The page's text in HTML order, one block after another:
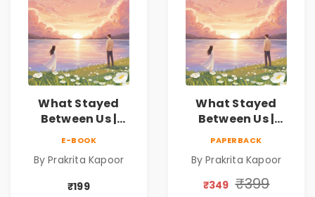
What Stayed
Between Us |
Emotional
E-BOOK
By Prakrita Kapoor
₹199
What Stayed
Between Us |
Emotional
PAPERBACK
By Prakrita Kapoor
₹349 ₹399